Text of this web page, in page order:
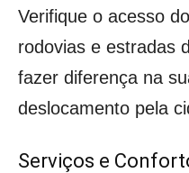
Verifique o acesso
rodovias e estradas
fazer diferença na
deslocamento pela
Serviços e